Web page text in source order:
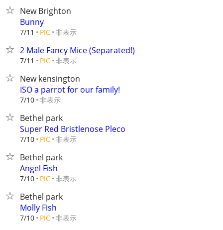
New Brighton
Bunny
7/11 PIC 非表示
2 Male Fancy Mice (Separated!)
7/11 PIC 非表示
New kensington
ISO a parrot for our family!
7/10 非表示
Bethel park
Super Red Bristlenose Pleco
7/10 PIC 非表示
Bethel park
Angel Fish
7/10 PIC 非表示
Bethel park
Molly Fish
7/10 PIC 非表示